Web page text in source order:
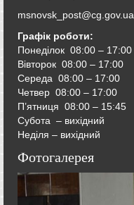
msnovsk_post@cg.gov.ua
Графік роботи:
Понеділок 08:00 – 17:00
Вівторок 08:00 – 17:00
Середа 08:00 – 17:00
Четвер 08:00 – 17:00
П’ятниця 08:00 – 15:45
Субота – вихідний
Неділя – вихідний
Фотогалерея